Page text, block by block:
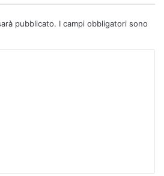
pubblicato. I campi obbligatori sono